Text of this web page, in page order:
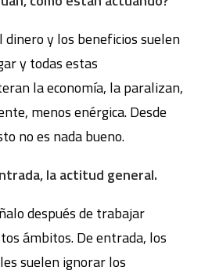
dinero y los beneficios suelen
y todas estas
la economía, la paralizan,
menos enérgica. Desde
no es nada bueno.
la actitud general.
después de trabajar
ámbitos. De entrada, los
suelen ignorar los